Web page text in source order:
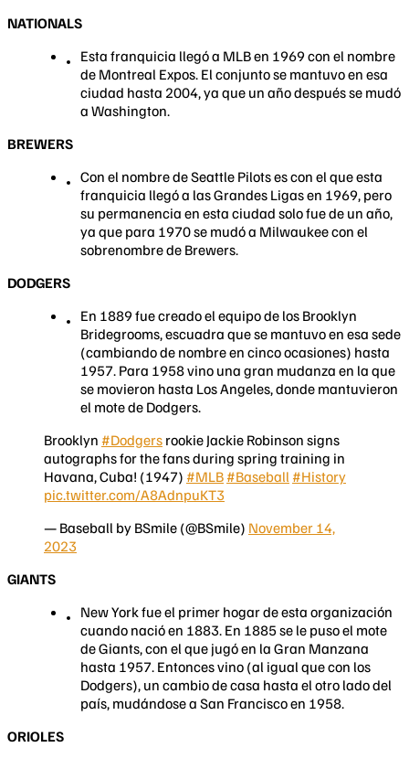
NATIONALS
Esta franquicia llegó a MLB en 1969 con el nombre
de Montreal Expos. El conjunto se mantuvo en esa
ciudad hasta 2004, ya que un año después se mudó
a Washington.
BREWERS
Con el nombre de Seattle Pilots es con el que esta
franquicia llegó a las Grandes Ligas en 1969, pero
su permanencia en esta ciudad solo fue de un año,
ya que para 1970 se mudó a Milwaukee con el
sobrenombre de Brewers.
DODGERS
En 1889 fue creado el equipo de los Brooklyn
Bridegrooms, escuadra que se mantuvo en esa sede
(cambiando de nombre en cinco ocasiones) hasta
1957. Para 1958 vino una gran mudanza en la que
se movieron hasta Los Angeles, donde mantuvieron
el mote de Dodgers.
Brooklyn #Dodgers rookie Jackie Robinson signs
autographs for the fans during spring training in
Havana, Cuba! (1947) #MLB #Baseball #History
pic.twitter.com/A8AdnpuKT3
— Baseball by BSmile (@BSmile) November 14,
2023
GIANTS
New York fue el primer hogar de esta organización
cuando nació en 1883. En 1885 se le puso el mote
de Giants, con el que jugó en la Gran Manzana
hasta 1957. Entonces vino (al igual que con los
Dodgers), un cambio de casa hasta el otro lado del
país, mudándose a San Francisco en 1958.
ORIOLES